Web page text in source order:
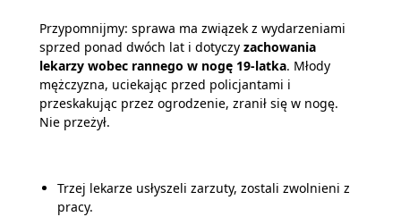
Przypomnijmy: sprawa ma związek z wydarzeniami
sprzed ponad dwóch lat i dotyczy zachowania
lekarzy wobec rannego w nogę 19-latka. Młody
mężczyzna, uciekając przed policjantami i
przeskakując przez ogrodzenie, zranił się w nogę.
Nie przeżył.
Trzej lekarze usłyszeli zarzuty, zostali zwolnieni z
pracy.